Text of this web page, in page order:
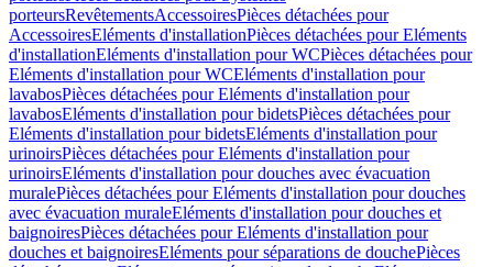
porteursRevêtementsAccessoiresPièces détachées pour
AccessoiresEléments d'installationPièces détachées pour Eléments
d'installationEléments d'installation pour WCPièces détachées pour
Eléments d'installation pour WCEléments d'installation pour
lavabosPièces détachées pour Eléments d'installation pour
lavabosEléments d'installation pour bidetsPièces détachées pour
Eléments d'installation pour bidetsEléments d'installation pour
urinoirsPièces détachées pour Eléments d'installation pour
urinoirsEléments d'installation pour douches avec évacuation
muralePièces détachées pour Eléments d'installation pour douches
avec évacuation muraleEléments d'installation pour douches et
baignoiresPièces détachées pour Eléments d'installation pour
douches et baignoiresEléments pour séparations de douchePièces